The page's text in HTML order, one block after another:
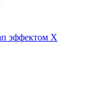
эффектом X